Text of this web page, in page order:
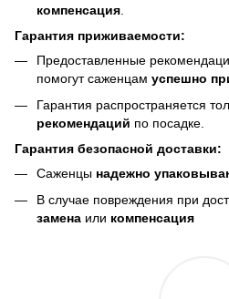
компенсация
Гарантия приживаемости:
Предоставленные
помогут саженцам успешно
Гарантия распространяется
рекомендаций по посадке.
Гарантия безопасной доставки:
Саженцы надежно
В случае повреждения при
замена или компенсация